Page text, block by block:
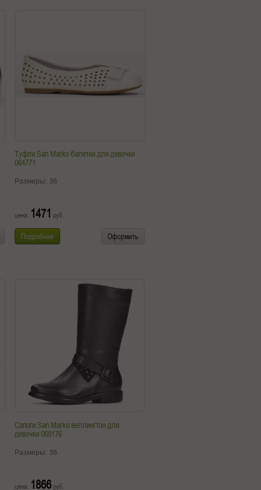
Туфли San Marko балетки для девочки
064771
Размеры: 36
цена: 1471 руб.
Подробнее Оформить
Сапоги San Marko веллингтон для
девочки 069176
Размеры: 36
цена: 1866 руб.